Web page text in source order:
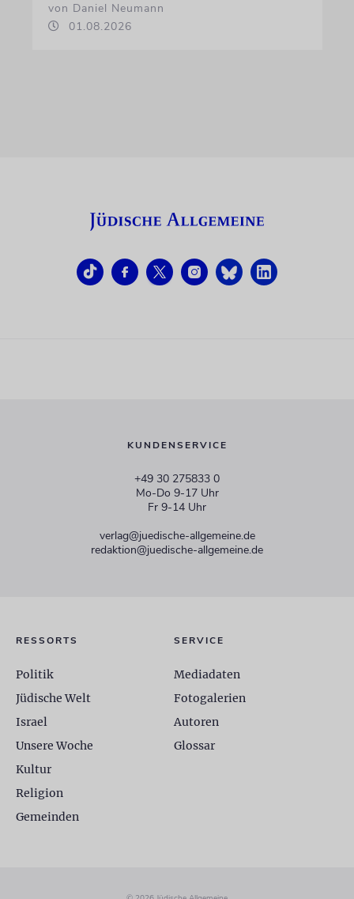
von Daniel Neumann
01.08.2026
KUNDENSERVICE
+49 30 275833 0
Mo-Do 9-17 Uhr
Fr 9-14 Uhr
verlag@juedische-allgemeine.de
redaktion@juedische-allgemeine.de
RESSORTS
Politik
Jüdische Welt
Israel
Unsere Woche
Kultur
Religion
Gemeinden
SERVICE
Mediadaten
Fotogalerien
Autoren
Glossar